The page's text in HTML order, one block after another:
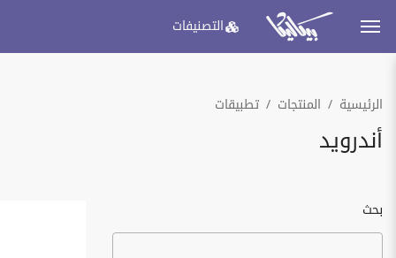
التصنيفات
الرئيسية المنتجات تطبيقات
أندرويد
بحث